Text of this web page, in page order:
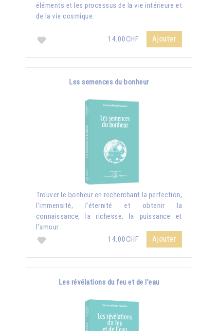
éléments et les processus de la vie intérieure et
de la vie cosmique.
14.00CHF Ajouter
Les semences du bonheur
Trouver le bonheur en recherchant la perfection,
l’immensité, l’éternité et obtenir la
connaissance, la richesse, la puissance et
l’amour.
14.00CHF
Ajouter
Les révélations du feu et de l'eau